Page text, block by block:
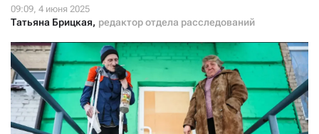
Татьяна Брицкая, редактор отдела расследований
Нажимая кнопку «Стать соучастником»,
я принимаю условия и подтверждаю свое гражданство РФ
СТАТЬ СОУЧАСТНИКОМ
ПОДЕЛИТЬСЯ С ДРУЗЬЯМИ
Если у вас есть вопросы, пишите donate@novayagazeta.ru или